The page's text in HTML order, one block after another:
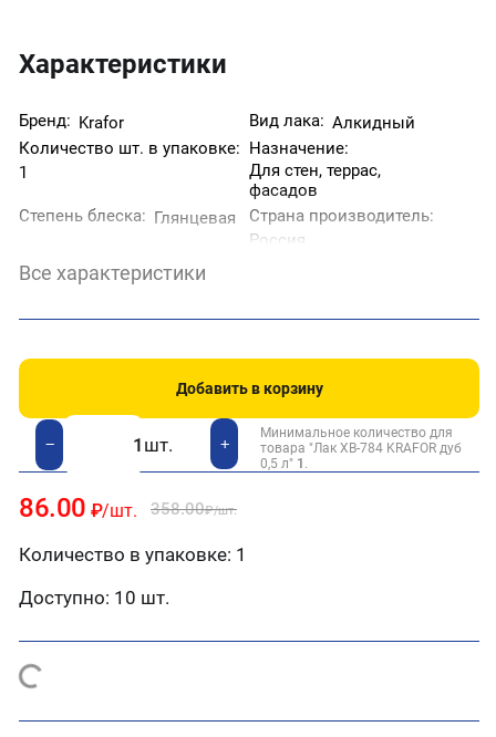
Характеристики
Бренд: Krafor Вид лака: Алкидный
Количество шт. в упаковке:
1
Назначение:
Для стен, террас,
фасадов
Степень блеска: Глянцевая
Страна производитель:
Россия
Тип поверхности: Дерево
Все характеристики
Добавить в корзину
+
шт.
−
Минимальное количество для
товара "Лак ХВ-784 KRAFOR дуб
0,5 л" 1 .
86.00 ₽/шт. 358.00₽/шт.
Количество в упаковке: 1
Доступно: 10 шт.